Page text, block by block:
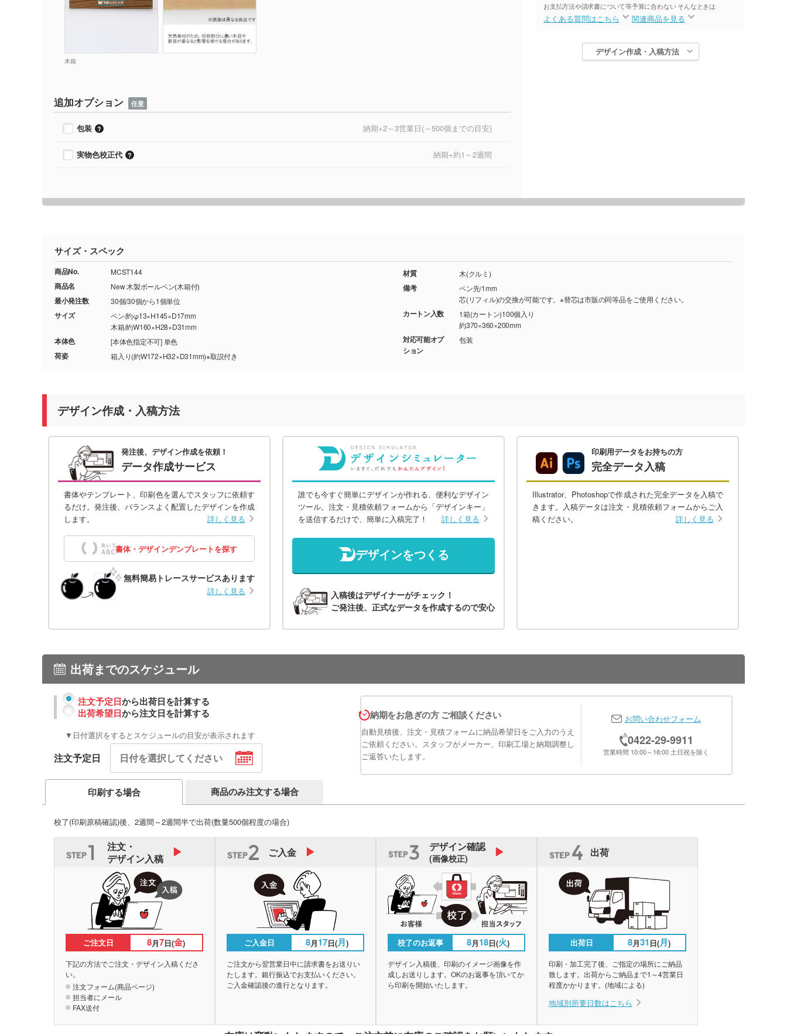
木箱
追加オプション 任意
包装 納期+2～3営業日(～500個までの目安)
実物色校正代 納期+約1～2週間
お支払方法や請求書について等
よくある質問はこちら
予算に合わない そんなときは
関連商品を見る
デザイン作成・入稿方法
サイズ・スペック
商品No. MCST144
商品名 New 木製ボールペン(木箱付)
最小発注数 30個/30個から1個単位
サイズ
ペン/約φ13×H145×D17mm
木箱/約W160×H28×D31mm
本体色 [本体色指定不可] 単色
荷姿 箱入り(約W172×H32×D31mm)※取説付き
材質 木(クルミ)
備考
ペン先/1mm
芯(リフィル)の交換が可能です。※替芯は市販の同等品をご使用ください。
カートン入数
1箱(カートン)100個入り
約370×360×200mm
対応可能オプ
ション
包装
デザイン作成・入稿方法
発注後、デザイン作成を依頼！
データ作成サービス
書体やテンプレート、印刷色を選んでスタッフに依頼す
るだけ。発注後、バランスよく配置したデザインを作成
します。
詳しく見る
書体・デザインデンプレートを探す
無料簡易トレースサービスあります
詳しく見る
誰でも今すぐ簡単にデザインが作れる、便利なデザイン
ツール。注文・見積依頼フォームから「デザインキー」
を送信するだけで、簡単に入稿完了！
詳しく見る
デザインをつくる
入稿後はデザイナーがチェック！
ご発注後、正式なデータを作成するので安心
印刷用データをお持ちの方
完全データ入稿
Illustrator、Photoshopで作成された完全データを入稿で
きます。入稿データは注文・見積依頼フォームからご入
稿ください。
詳しく見る
出荷までのスケジュール
注文予定日から出荷日を計算する
出荷希望日から注文日を計算する
▼日付選択をするとスケジュールの目安が表示されます
注文予定日
納期をお急ぎの方 ご相談ください
自動見積後、注文・見積フォームに納品希望日をご入力のうえ
ご依頼ください。スタッフがメーカー、印刷工場と納期調整し
ご返答いたします。
お問い合わせフォーム
0422-29-9911
営業時間 10:00～18:00 土日祝を除く
印刷する場合 商品のみ注文する場合
校了(印刷原稿確認)後、2週間～2週間半で出荷(数量500個程度の場合)
注文・
デザイン入稿
ご注文日 8月7日(金)
下記の方法でご注文・デザイン入稿くださ
い。
注文フォーム(商品ページ)
担当者にメール
FAX送付
ご入金
ご入金日 8月17日(月)
ご注文から翌営業日中に請求書をお送りい
たします。銀行振込でお支払いください。
ご入金確認後の進行となります。
デザイン確認
(画像校正)
校了のお返事 8月18日(火)
デザイン入稿後、印刷のイメージ画像を作
成しお送りします。OKのお返事を頂いてか
ら印刷を開始いたします。
出荷
出荷日 8月31 日(月)
印刷・加工完了後、ご指定の場所にご納品
致します。出荷からご納品まで1～4営業日
程度かかります。(地域による)
地域別所要日数はこちら